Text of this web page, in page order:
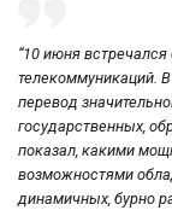
“10 июня
телекоммуникаций.
перевод
государственных,
показал, какими
возможностями
динамичных, бурно